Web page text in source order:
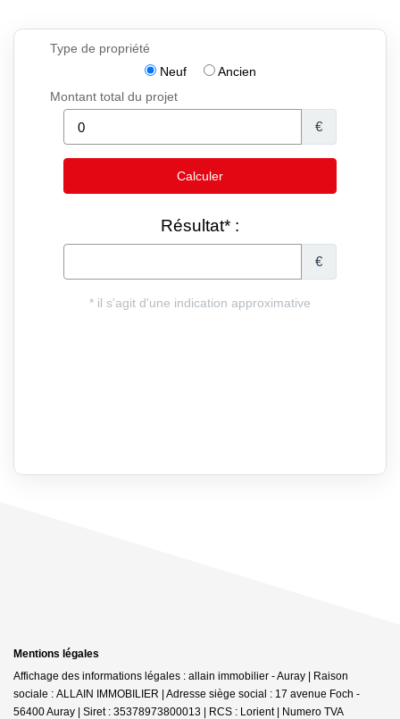
Mentions légales
Affichage des informations légales : allain immobilier - Auray | Raison
sociale : ALLAIN IMMOBILIER | Adresse siège social : 17 avenue Foch -
56400 Auray | Siret : 35378973800013 | RCS : Lorient | Numero TVA